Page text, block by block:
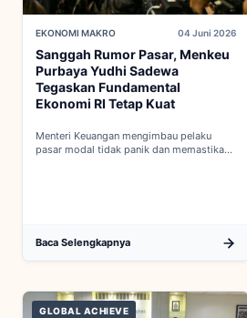
EKONOMI MAKRO 04 Juni 2026
Sanggah Rumor Pasar, Menkeu
Purbaya Yudhi Sadewa
Tegaskan Fundamental
Ekonomi RI Tetap Kuat
Menteri Keuangan mengimbau pelaku
pasar modal tidak panik dan memastikan
Baca Selengkapnya
GLOBAL ACHIEVE